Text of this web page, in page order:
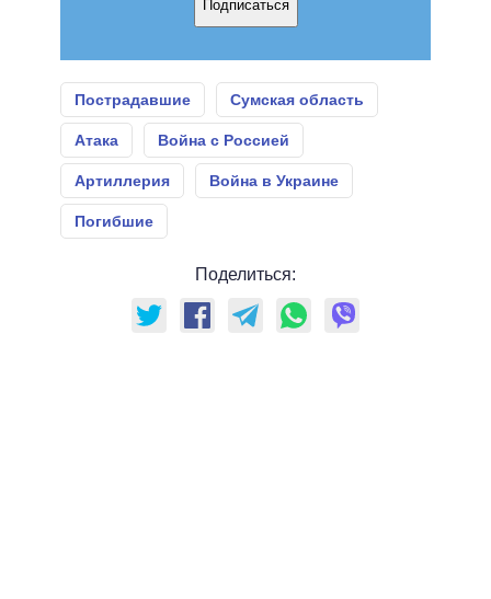
Подписаться
Пострадавшие Сумская область
Атака Война с Россией
Артиллерия Война в Украине
Погибшие
Поделиться: